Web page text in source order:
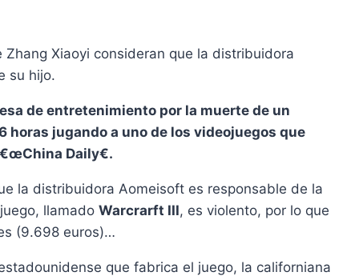
Zhang Xiaoyi consideran que la distribuidora
su hijo.
de entretenimiento por la muerte de un
jugando a uno de los videojuegos que
Daily€.
la distribuidora Aomeisoft es responsable de la
llamado Warcrarft III, es violento, por lo que
(9.698 euros)…
que fabrica el juego, la californiana